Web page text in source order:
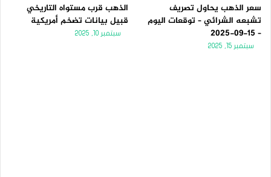
سعر الذهب يحاول تصريف
تشبعه الشرائي – توقعات اليوم
– 15-09-2025
سبتمبر 15, 2025
الذهب قرب مستواه التاريخي
قبيل بيانات تضخم أمريكية
سبتمبر 10, 2025